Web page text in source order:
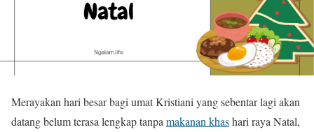
Merayakan hari besar bagi umat Kristiani yang sebentar lagi akan
datang belum terasa lengkap tanpa makanan khashari raya Natal,